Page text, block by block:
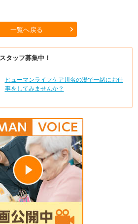
一覧へ戻る
スタッフ募集中！
ヒューマンライフケア川名の湯で一緒にお仕
事をしてみませんか？